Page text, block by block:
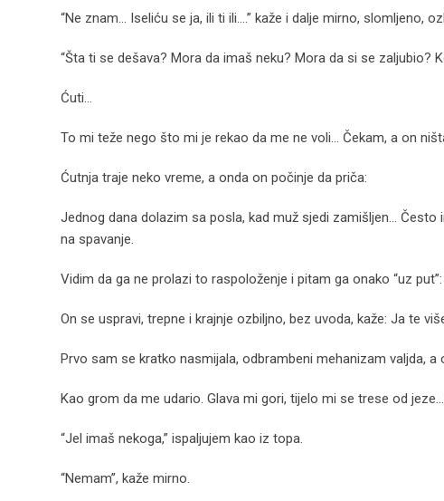
“Ne znam… Iseliću se ja, ili ti ili….” kaže i dalje mirno, slomljeno,
“Šta ti se dešava? Mora da imaš neku? Mora da si se zaljubio?
Ćuti…
To mi teže nego što mi je rekao da me ne voli… Čekam, a on
Ćutnja traje neko vreme, a onda on počinje da priča:
Jednog dana dolazim sa posla, kad muž sjedi zamišljen…
na spavanje.
Vidim da ga ne prolazi to raspoloženje i pitam ga onako “uz
On se uspravi, trepne i krajnje ozbiljno, bez uvoda, kaže: Ja te
Prvo sam se kratko nasmijala, odbrambeni mehanizam valjda, a
Kao grom da me udario. Glava mi gori, tijelo mi se trese od
“Jel imaš nekoga,” ispaljujem kao iz topa.
“Nemam”, kaže mirno.